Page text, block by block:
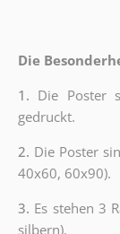
Die
1. Die Poster
gedruckt.
2. Die Poster
40x60, 60x90).
3. Es stehen 3
silbern).